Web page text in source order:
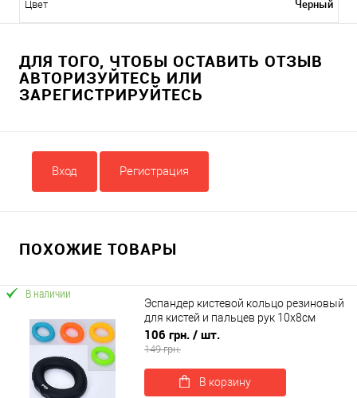
Цвет Черный
ДЛЯ ТОГО, ЧТОБЫ ОСТАВИТЬ ОТЗЫВ
АВТОРИЗУЙТЕСЬ ИЛИ
ЗАРЕГИСТРИРУЙТЕСЬ
Вход Регистрация
ПОХОЖИЕ ТОВАРЫ
В наличии
Эспандер кистевой кольцо резиновый
для кистей и пальцев рук 10x8см
OSPORT (MS 4215)
106 грн. / шт.
149 грн.
В корзину